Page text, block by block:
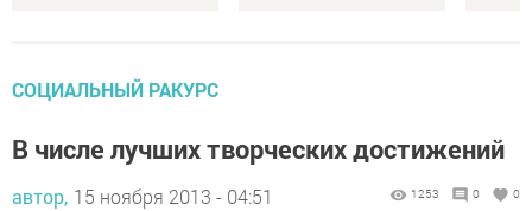
СОЦИАЛЬНЫЙ РАКУРС
В числе лучших творческих достижений
автор, 15 ноября 2013 - 04:51 1253 0 0